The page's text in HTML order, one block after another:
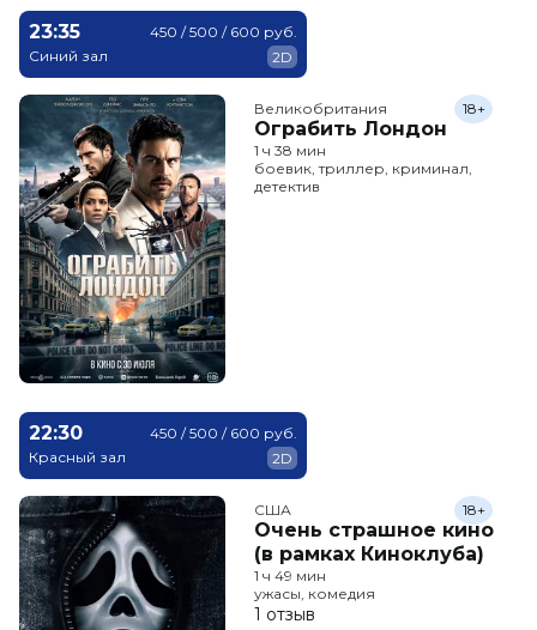
23:35
Синий зал
450 / 500 / 600 руб.
2D
Великобритания
Ограбить Лондон
18+
1 ч 38 мин
боевик, триллер, криминал,
детектив
22:30
Красный зал
450 / 500 / 600 руб.
2D
США
Очень страшное кино
(в рамках Киноклуба)
18+
1 ч 49 мин
ужасы, комедия
1 отзыв